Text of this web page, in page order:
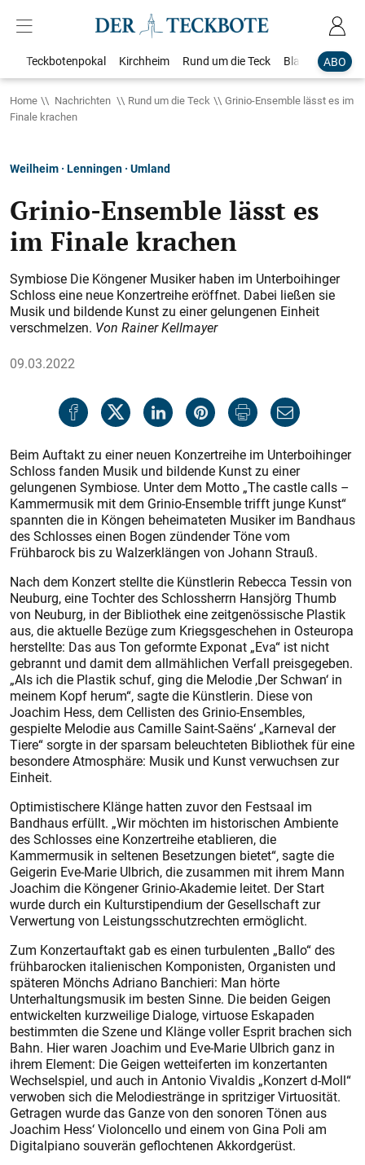
ABO
Teckbotenpokal Kirchheim Rund um die Teck Blaulicht
Home Nachrichten Rund um die Teck
Grinio-Ensemble lässt es im
Finale krachen
Weilheim · Lenningen · Umland
Grinio-Ensemble lässt es
im Finale krachen
Symbiose Die Köngener Musiker haben im Unterboihinger
Schloss eine neue Konzertreihe eröffnet. Dabei ließen sie
Musik und bildende Kunst zu einer gelungenen Einheit
verschmelzen. Von Rainer Kellmayer
09.03.2022
Beim Auftakt zu einer neuen Konzertreihe im Unterboihinger
Schloss fanden Musik und bildende Kunst zu einer
gelungenen Symbiose. Unter dem Motto „The castle calls –
Kammermusik mit dem Grinio-Ensemble trifft junge Kunst“
spannten die in Köngen beheimateten Musiker im Bandhaus
des Schlosses einen Bogen zündender Töne vom
Frühbarock bis zu Walzerklängen von Johann Strauß.
Nach dem Konzert stellte die Künstlerin Rebecca Tessin von
Neuburg, eine Tochter des Schlossherrn Hansjörg Thumb
von Neuburg, in der Bibliothek eine zeitgenössische Plastik
aus, die aktuelle Bezüge zum Kriegsgeschehen in Osteuropa
herstellte: Das aus Ton geformte Exponat „Eva“ ist nicht
gebrannt und damit dem allmählichen Verfall preisgegeben.
„Als ich die Plastik schuf, ging die Melodie ,Der Schwan‘ in
meinem Kopf herum“, sagte die Künstlerin. Diese von
Joachim Hess, dem Cellisten des Grinio-Ensembles,
gespielte Melodie aus Camille Saint-Saëns‘ „Karneval der
Tiere“ sorgte in der sparsam beleuchteten Bibliothek für eine
besondere Atmosphäre: Musik und Kunst verwuchsen zur
Einheit.
Optimistischere Klänge hatten zuvor den Festsaal im
Bandhaus erfüllt. „Wir möchten im historischen Ambiente
des Schlosses eine Konzertreihe etablieren, die
Kammermusik in seltenen Besetzungen bietet“, sagte die
Geigerin Eve-Marie Ulbrich, die zusammen mit ihrem Mann
Joachim die Köngener Grinio-Akademie leitet. Der Start
wurde durch ein Kulturstipendium der Gesellschaft zur
Verwertung von Leistungsschutzrechten ermöglicht.
Zum Konzertauftakt gab es einen turbulenten „Ballo“ des
frühbarocken italienischen Komponisten, Organisten und
späteren Mönchs Adriano Banchieri: Man hörte
Unterhaltungsmusik im besten Sinne. Die beiden Geigen
entwickelten kurzweilige Dialoge, virtuose Eskapaden
bestimmten die Szene und Klänge voller Esprit brachen sich
Bahn. Hier waren Joachim und Eve-Marie Ulbrich ganz in
ihrem Element: Die Geigen wetteiferten im konzertanten
Wechselspiel, und auch in Antonio Vivaldis „Konzert d-Moll“
verwoben sich die Melodiestränge in spritziger Virtuosität.
Getragen wurde das Ganze von den sonoren Tönen aus
Joachim Hess‘ Violoncello und einem von Gina Poli am
Digitalpiano souverän geflochtenen Akkordgerüst.